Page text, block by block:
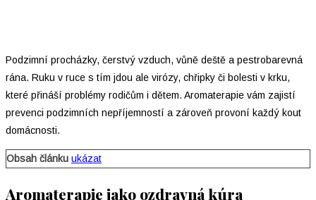
Podzimní procházky, čerstvý vzduch, vůně deště a pestrobarevná
rána. Ruku v ruce s tím jdou ale virózy, chřipky či bolesti v krku,
které přináší problémy rodičům i dětem. Aromaterapie vám zajistí
prevenci podzimních nepříjemností a zároveň provoní každý kout
domácnosti.
Obsah článku ukázat
Aromaterapie jako ozdravná kúra